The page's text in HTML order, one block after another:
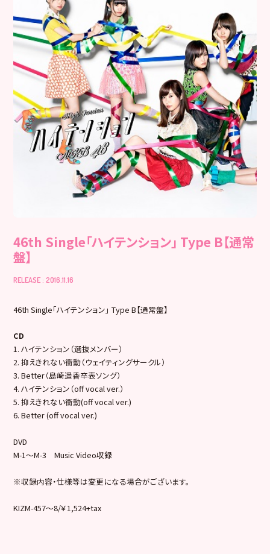
46th Single「ハイテンション」 Type B【通常
盤】
RELEASE : 2016.11.16
46th Single「ハイテンション」 Type B【通常盤】
CD
1. ハイテンション（選抜メンバー）
2. 抑えきれない衝動（ウェイティングサークル）
3. Better（島崎遥香卒表ソング）
4. ハイテンション（off vocal ver.）
5. 抑えきれない衝動(off vocal ver.)
6. Better (off vocal ver.)
DVD
M-1～M-3 Music Video収録
※収録内容・仕様等は変更になる場合がございます。
KIZM-457～8/￥1,524+tax